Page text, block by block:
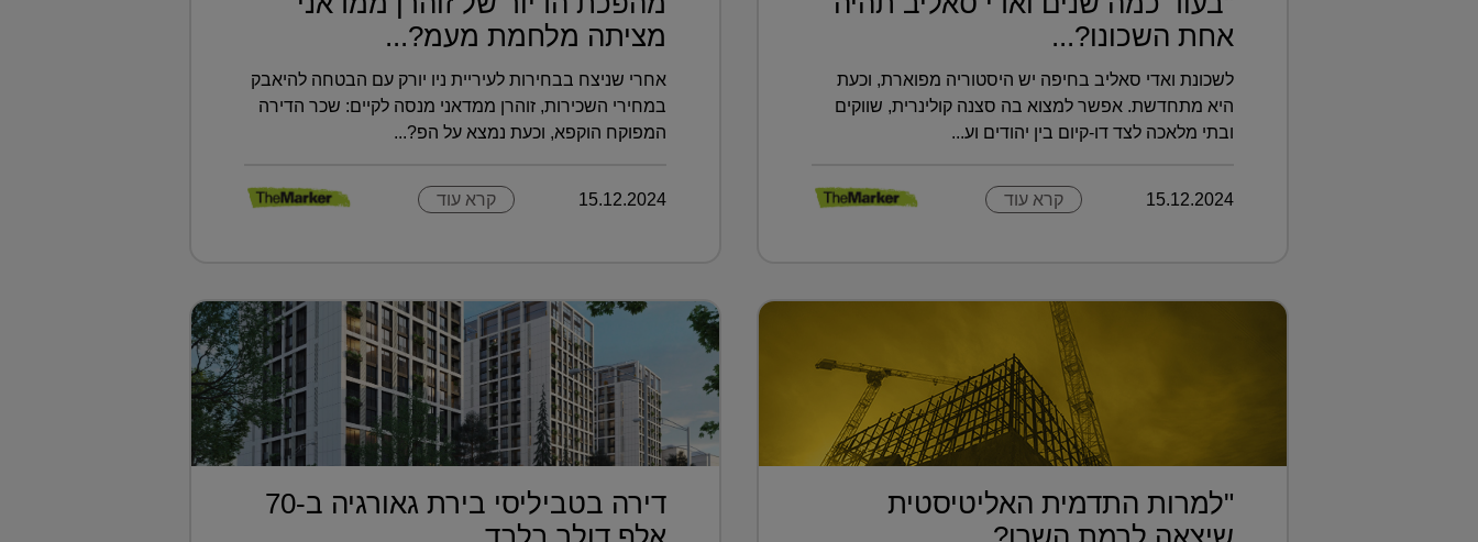
אחת השכונו?...
לשכונת ואדי סאליב בחיפה יש היסטוריה מפוארת, וכעת
היא מתחדשת. אפשר למצוא בה סצנה קולינרית, שווקים
ובתי מלאכה לצד דו-קיום בין יהודים וע...
15.12.2024 קרא עוד
מציתה מלחמת מעמ?...
אחרי שניצח בבחירות לעיריית ניו יורק עם הבטחה להיאבק
במחירי השכירות, זוהרן ממדאני מנסה לקיים: שכר הדירה
המפוקח הוקפא, וכעת נמצא על הפ?...
15.12.2024 קרא עוד
"למרות התדמית האליטיסטית
דירה בטביליסי בירת גאורגיה ב-70